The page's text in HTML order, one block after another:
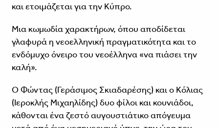
και ετοιμάζεται για την Κύπρο.
Μια κωμωδία χαρακτήρων, όπου αποδίδεται
γλαφυρά η νεοελληνική πραγματικότητα και το
ενδόμυχο όνειρο του νεοέλληνα «να πιάσει την
καλή».
Ο Φώντας (Γεράσιμος Σκιαδαρέσης) και ο Κόλιας
(Ιεροκλής Μιχαηλίδης) δυο φίλοι και κουνιάδοι,
κάθονται ένα ζεστό αυγουστιάτικο απόγευμα